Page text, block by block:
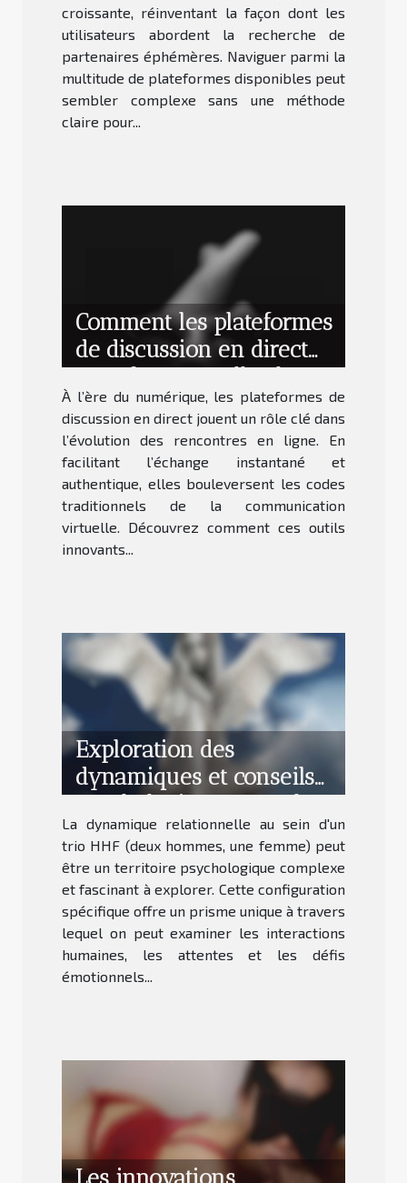
croissante, réinventant la façon dont les
utilisateurs abordent la recherche de
partenaires éphémères. Naviguer parmi la
multitude de plateformes disponibles peut
sembler complexe sans une méthode
claire pour...
Comment les plateformes
de discussion en direct
transforment-elles les
rencontres en ligne ?
À l’ère du numérique, les plateformes de
discussion en direct jouent un rôle clé dans
l’évolution des rencontres en ligne. En
facilitant l’échange instantané et
authentique, elles bouleversent les codes
traditionnels de la communication
virtuelle. Découvrez comment ces outils
innovants...
Exploration des
dynamiques et conseils
psychologiques pour les
trios HHF
La dynamique relationnelle au sein d'un
trio HHF (deux hommes, une femme) peut
être un territoire psychologique complexe
et fascinant à explorer. Cette configuration
spécifique offre un prisme unique à travers
lequel on peut examiner les interactions
humaines, les attentes et les défis
émotionnels...
Les innovations